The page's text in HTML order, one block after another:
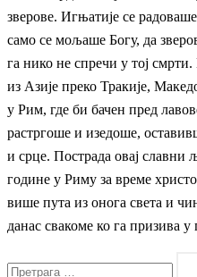
зверове. Игњатије се
само се мољаше Богу, да
га нико не спречи у тој
из Азије преко Тракије,
у Рим, где би бачен пред
растргоше и изедоше,
и срце. Пострада овај
године у Риму за време
више пута из онога света и
данас свакоме ко га призива у
Претрага